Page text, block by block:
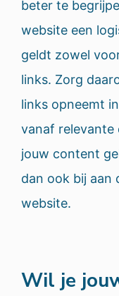
beter te
website een
geldt zowel
links. Zorg
links opneemt
vanaf relevante
jouw content
dan ook bij aan
website.
Wil je